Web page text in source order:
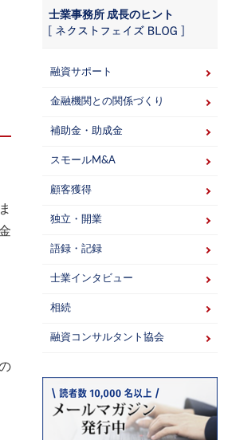
士業事務所 成長のヒント
融資サポート
金融機関との関係づくり
補助金・助成金
スモールM&A
顧客獲得
独立・開業
語録・記録
士業インタビュー
相続
融資コンサルタント協会